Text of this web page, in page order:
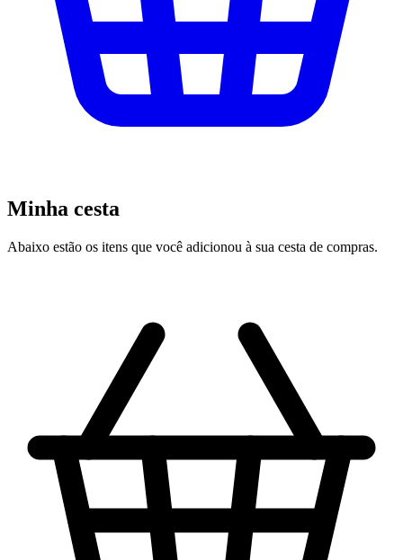
Minha cesta
Abaixo estão os itens que você adicionou à sua cesta de compras.